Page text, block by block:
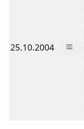
25.10.2004